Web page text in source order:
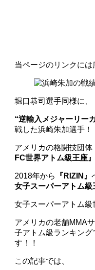
当ページのリンクには
堀口恭司選手同様に、
“逆輸入メジャーリー
戦した浜崎朱加選手！
アメリカの格闘技団体
FC世界アトム級王座』
2018年から 『RIZIN』
女子スーパーアトム級
女子スーパーアトム級
アメリカの老舗MMA
子アトム級ランキング
す！！
この記事では、